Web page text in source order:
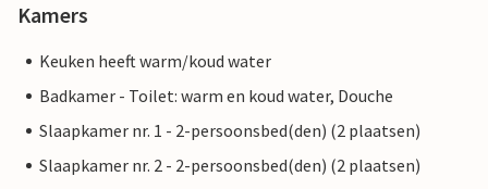
Kamers
Keuken heeft warm/koud water
Badkamer - Toilet: warm en koud water, Douche
Slaapkamer nr. 1 - 2-persoonsbed(den) (2 plaatsen)
Slaapkamer nr. 2 - 2-persoonsbed(den) (2 plaatsen)